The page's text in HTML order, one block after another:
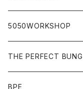
5050WORKSHOP
THE PERFECT
BPE